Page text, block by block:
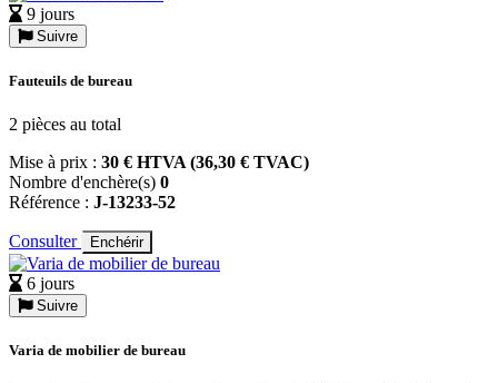
9 jours
Suivre
Fauteuils de bureau
2 pièces au total
Mise à prix : 30 € HTVA (36,30 € TVAC)
Nombre d'enchère(s) 0
Référence : J-13233-52
Consulter Enchérir
6 jours
Suivre
Varia de mobilier de bureau